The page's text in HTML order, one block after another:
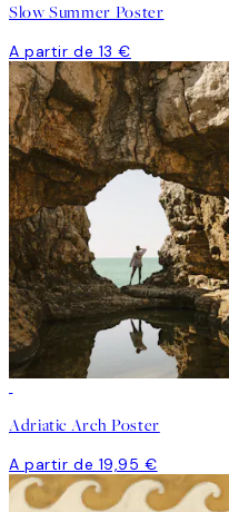
Slow Summer Poster
A partir de 13 €
Adriatic Arch Poster
A partir de 19,95 €